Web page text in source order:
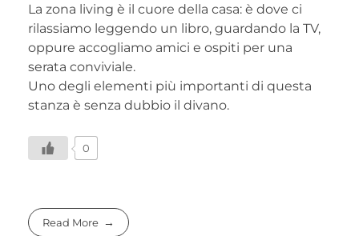
La zona living è il cuore della casa: è dove ci
rilassiamo leggendo un libro, guardando la TV,
oppure accogliamo amici e ospiti per una
serata conviviale.
Uno degli elementi più importanti di questa
stanza è senza dubbio il divano.
0
Read More